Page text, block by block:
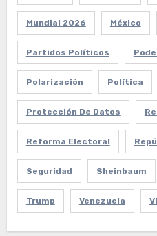
Mundial 2026 México
Partidos Políticos
Polarización Política
Protección De Datos
Reforma Electoral
Seguridad Sheinbaum
Trump Venezuela